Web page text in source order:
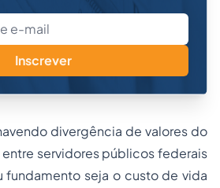
Inscrever
divergência de valores do
servidores públicos federais
fundamento seja o custo de vida